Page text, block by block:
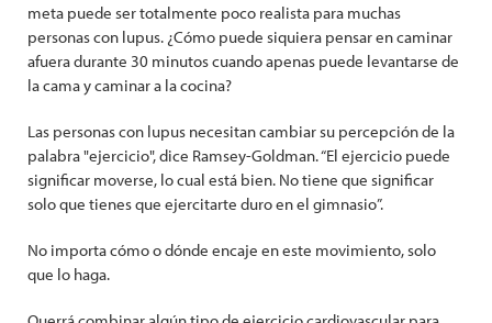
meta puede ser totalmente poco realista para muchas
personas con lupus. ¿Cómo puede siquiera pensar en caminar
afuera durante 30 minutos cuando apenas puede levantarse de
la cama y caminar a la cocina?
Las personas con lupus necesitan cambiar su percepción de la
palabra "ejercicio", dice Ramsey-Goldman. “El ejercicio puede
significar moverse, lo cual está bien. No tiene que significar
solo que tienes que ejercitarte duro en el gimnasio”.
No importa cómo o dónde encaje en este movimiento, solo
que lo haga.